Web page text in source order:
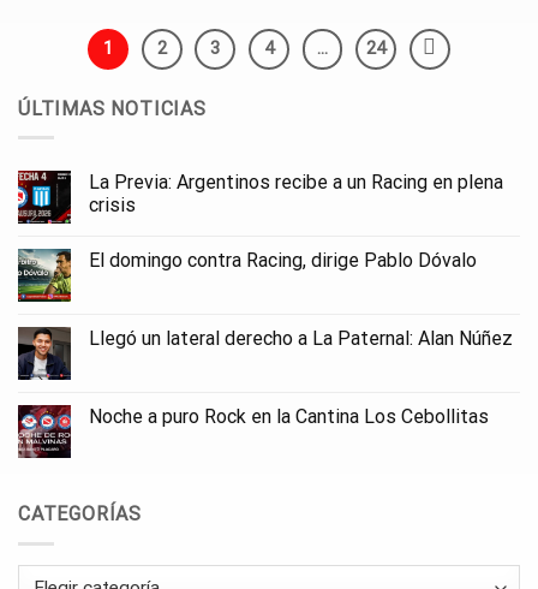
1 2 3 4 … 24
ÚLTIMAS NOTICIAS
La Previa: Argentinos recibe a un Racing en plena
crisis
El domingo contra Racing, dirige Pablo Dóvalo
Llegó un lateral derecho a La Paternal: Alan Núñez
Noche a puro Rock en la Cantina Los Cebollitas
CATEGORÍAS
Categorías